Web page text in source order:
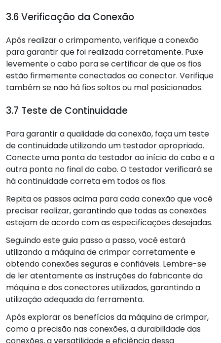
3.6 Verificação da Conexão
Após realizar o crimpamento, verifique a conexão
para garantir que foi realizada corretamente. Puxe
levemente o cabo para se certificar de que os fios
estão firmemente conectados ao conector. Verifique
também se não há fios soltos ou mal posicionados.
3.7 Teste de Continuidade
Para garantir a qualidade da conexão, faça um teste
de continuidade utilizando um testador apropriado.
Conecte uma ponta do testador ao início do cabo e a
outra ponta no final do cabo. O testador verificará se
há continuidade correta em todos os fios.
Repita os passos acima para cada conexão que você
precisar realizar, garantindo que todas as conexões
estejam de acordo com as especificações desejadas.
Seguindo este guia passo a passo, você estará
utilizando a máquina de crimpar corretamente e
obtendo conexões seguras e confiáveis. Lembre-se
de ler atentamente as instruções do fabricante da
máquina e dos conectores utilizados, garantindo a
utilização adequada da ferramenta.
Após explorar os benefícios da máquina de crimpar,
como a precisão nas conexões, a durabilidade das
conexões, a versatilidade e eficiência dessa